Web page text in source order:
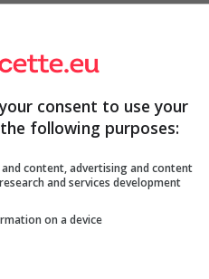
diversi vantaggi,
ogni modo, questo non è
calcio, sali minerali e
evitare brutte sorprese
consent to use your
following purposes:
content, advertising and content
and services development
on a device